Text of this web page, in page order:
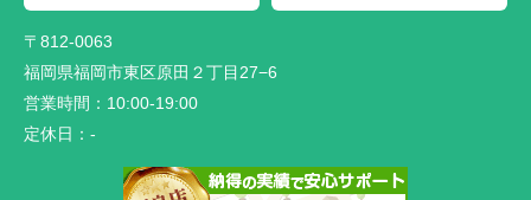
〒812-0063
福岡県福岡市東区原田２丁目27−6
営業時間： 10:00-19:00
定休日： -